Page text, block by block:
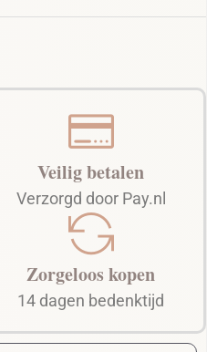
Veilig betalen
Verzorgd door Pay.nl
Zorgeloos kopen
14 dagen bedenktijd